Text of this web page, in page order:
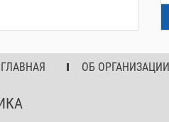
ГЛАВНАЯ ОБ ОРГАНИЗАЦИИ